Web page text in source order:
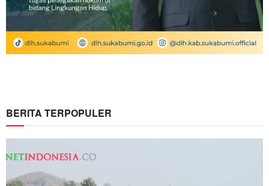
BERITA TERPOPULER